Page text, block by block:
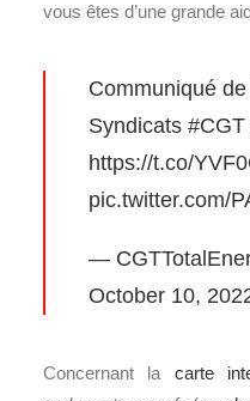
vous êtes d’une grande
Communiqué
Syndicats #CGT
https://t.co/
pic.twitter.com/
—
October 10,
Concernant la carte